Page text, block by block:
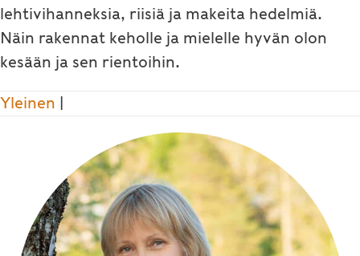
lehtivihanneksia, riisiä ja makeita hedelmiä.
Näin rakennat keholle ja mielelle hyvän olon
kesään ja sen rientoihin.
Yleinen